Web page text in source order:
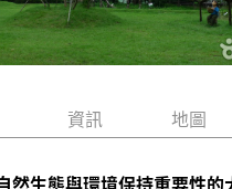
資訊 地圖
然生態與環境保持重要性的